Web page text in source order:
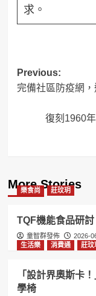
求。
Post
Previous:
完備社區防疫網
復刻1960
More Stories
樂食尚 莊玟玥
TQF機能食品研
童智群發佈
2026-
生活樂
消費通 莊玟
「設計界奧斯卡
學椅